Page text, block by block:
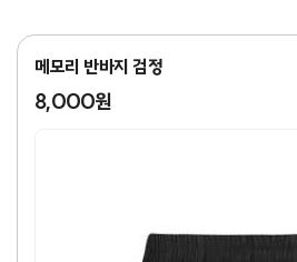
메모리 반바지 검정
8,000원